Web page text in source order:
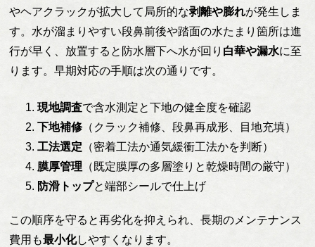
やヘアクラックが拡大して局所的な剥離や膨れが発生しま
す。水が溜まりやすい段鼻前後や踏面の水たまり箇所は進
行が早く、放置すると防水層下へ水が回り 白華や漏水に至
ります。早期対応の手順は次の通りです。
現地調査で含水測定と下地の健全度を確認
下地補修（クラック補修、段鼻再成形、目地充填）
工法選定 （密着工法か通気緩衝工法かを判断）
膜厚管理 （既定膜厚の多層塗りと乾燥時間の厳守）
防滑トップと端部シールで仕上げ
この順序を守ると再劣化を抑えられ、長期のメンテナンス
費用も最小化しやすくなります。